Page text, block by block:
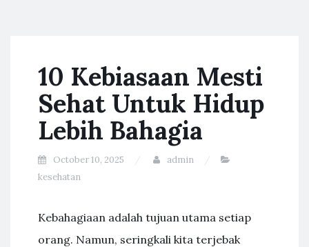
10 Kebiasaan Mesti
Sehat Untuk Hidup
Lebih Bahagia
October 10, 2025
admin
kesehatan
Kebahagiaan adalah tujuan utama setiap
orang. Namun, seringkali kita terjebak